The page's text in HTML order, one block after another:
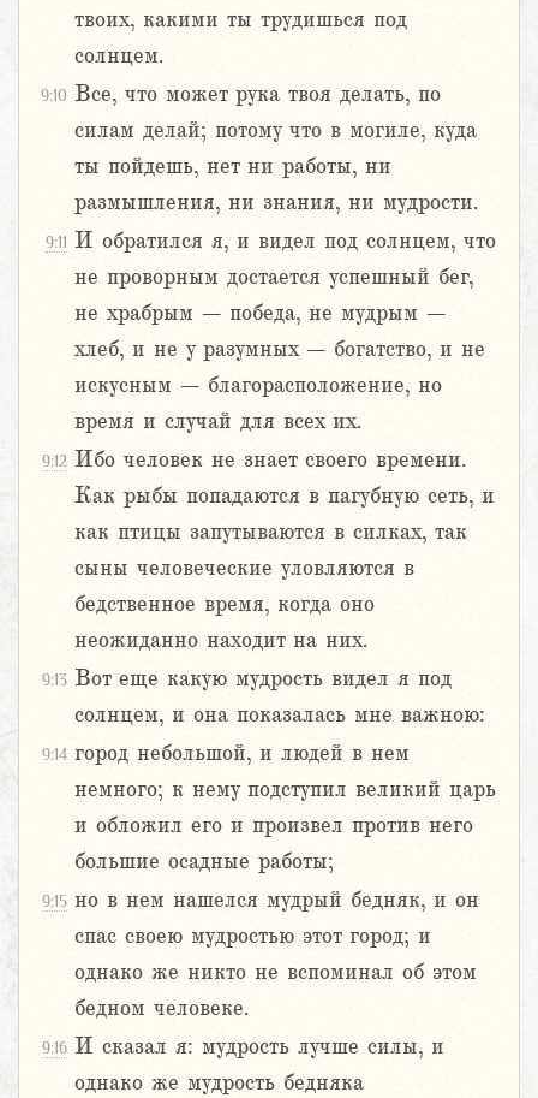
твоих, какими ты трудишься под
солнцем.
9:10 Все, что может рука твоя делать, по
силам делай; потому что в могиле, куда
ты пойдешь, нет ни работы, ни
размышления, ни знания, ни мудрости.
9:11 И обратился я, и видел под солнцем, что
не проворным достается успешный бег,
не храбрым – победа, не мудрым –
хлеб, и не у разумных – богатство, и не
искусным – благорасположение, но
время и случай для всех их.
9:12 Ибо человек не знает своего времени.
Как рыбы попадаются в пагубную сеть, и
как птицы запутываются в силках, так
сыны человеческие уловляются в
бедственное время, когда оно
неожиданно находит на них.
9:13 Вот еще какую мудрость видел я под
солнцем, и она показалась мне важною:
9:14 город небольшой, и людей в нем
немного; к нему подступил великий царь
и обложил его и произвел против него
большие осадные работы;
9:15 но в нем нашелся мудрый бедняк, и он
спас своею мудростью этот город; и
однако же никто не вспоминал об этом
бедном человеке.
9:16 И сказал я: мудрость лучше силы, и
однако же мудрость бедняка